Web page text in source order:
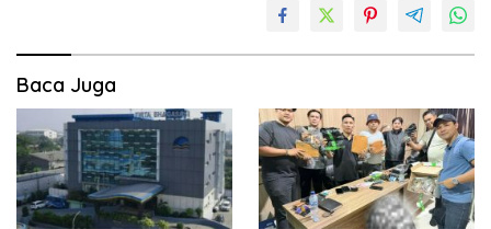
Baca Juga